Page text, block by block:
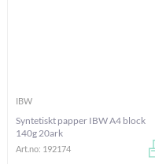
IBW
Syntetiskt papper IBW A4 block
140g 20ark
Art.no: 192174